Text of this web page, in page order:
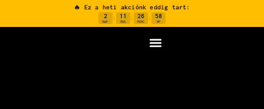
🔥 Ez a heti akciónk eddig tart:
2
NAP
: 11
ÓRA
: 26
PERC
: 57
MP